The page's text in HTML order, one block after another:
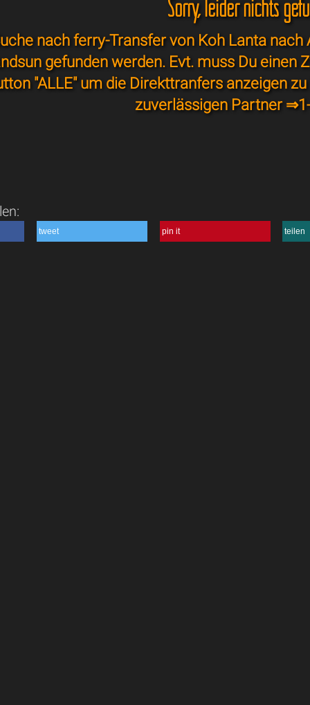
Sorry, leider nichts
nach ferry-Transfer von Koh Lanta
gefunden werden. Evt. muss Du einen
"ALLE" um die Direkttranfers anzeigen
zuverlässigen Partner ⇒
tweet pin it teilen